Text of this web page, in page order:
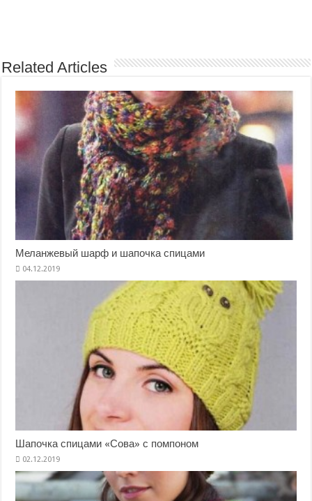
Related Articles
Меланжевый шарф и шапочка спицами
Шапочка спицами «Сова» с помпоном